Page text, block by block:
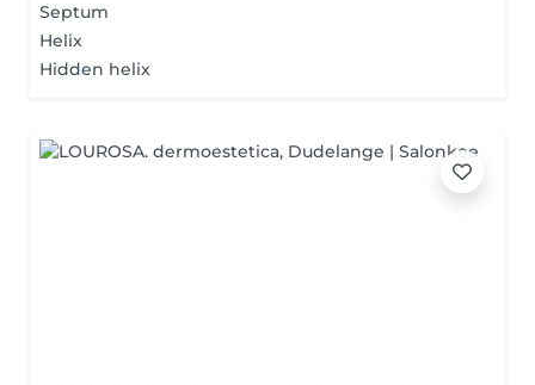
Septum
Helix
Hidden helix